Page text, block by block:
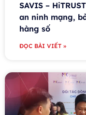
SAVIS –
an ninh mạng,
hàng số
ĐỌC BÀI VIẾT »